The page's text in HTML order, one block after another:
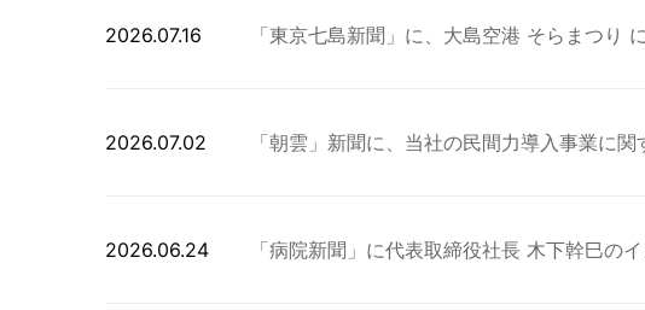
2026.07.16 「東京七島新聞」に、大島空港 そらまつり
2026.07.02 「朝雲」新聞に、当社の民間力導入事業に
2026.06.24 「病院新聞」に代表取締役社長 木下幹巳の